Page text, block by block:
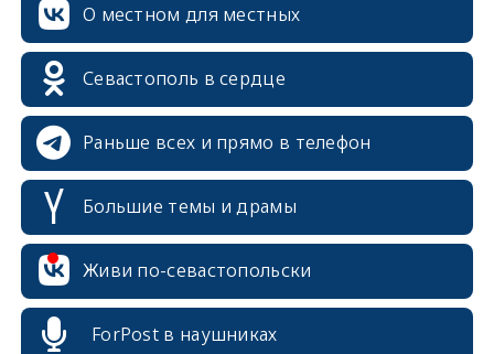
О местном для местных
Севастополь в сердце
Раньше всех и прямо в телефон
Большие темы и драмы
Живи по-севастопольски
ForPost в наушниках